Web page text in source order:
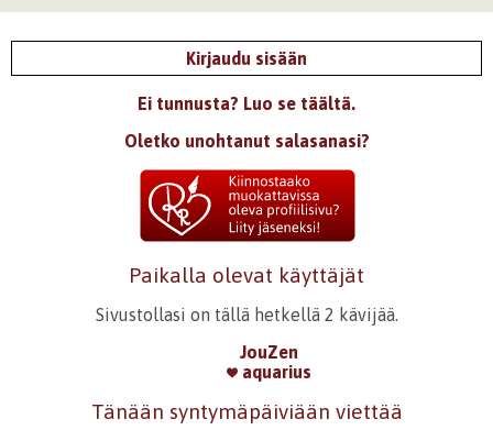
Kirjaudu sisään
Ei tunnusta? Luo se täältä.
Oletko unohtanut salasanasi?
Paikalla olevat käyttäjät
Sivustollasi on tällä hetkellä 2 kävijää.
JouZen
aquarius
Tänään syntymäpäiviään viettää